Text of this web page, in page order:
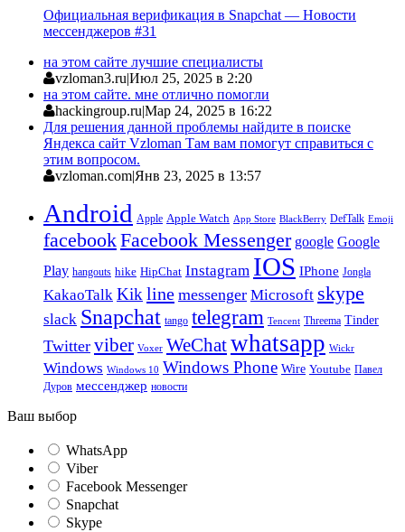
Официальная верификация в Snapchat — Новости
мессенджеров #31
на этом сайте лучшие специалисты
vzloman3.ru|Июл 25, 2025 в 2:20
на этом сайте. мне отлично помогли
hackingroup.ru|Мар 24, 2025 в 16:22
Для решения данной проблемы найдите в поиске
Яндекса сайт Vzloman Там вам помогут справиться с
этим вопросом.
vzloman.com|Янв 23, 2025 в 13:57
Android Apple Apple Watch App Store BlackBerry DefTalk Emoji
facebookFacebook Messenger google Google
Play hangouts hike HipChat Instagram IOS IPhone Jongla
KakaoTalk Kik line messenger Microsoft skype
slack Snapchat tango telegram Tencent Threema Tinder
Twitter viber Voxer WeChatwhatsapp Wickr
Windows Windows 10 Windows Phone Wire Youtube Павел
Дуров мессенджер новости
Ваш выбор
WhatsApp
Viber
Facebook Messenger
Snapchat
Skype